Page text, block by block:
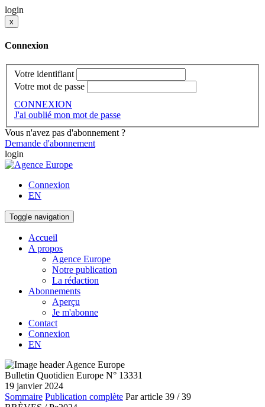
login
x
Connexion
Votre identifiant
Votre mot de passe
CONNEXION
J'ai oublié mon mot de passe
Vous n'avez pas d'abonnement ?
Demande d'abonnement
login
Connexion
EN
Toggle navigation
Accueil
A propos
Agence Europe
Notre publication
La rédaction
Abonnements
Aperçu
Je m'abonne
Contact
Connexion
EN
Bulletin Quotidien Europe N° 13331
19 janvier 2024
Sommaire Publication complète Par article 39 / 39